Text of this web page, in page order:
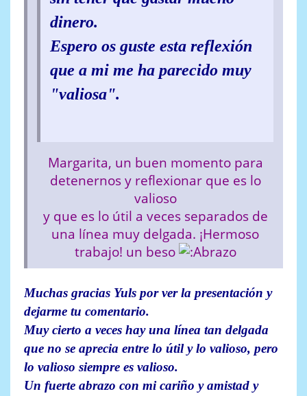
dinero.
Espero os guste esta reflexión
que a mi me ha parecido muy
"valiosa".
Margarita, un buen momento para
detenernos y reflexionar que es lo
valioso
y que es lo útil a veces separados de
una línea muy delgada. ¡Hermoso
trabajo! un beso
Muchas gracias Yuls por ver la presentación y
dejarme tu comentario.
Muy cierto a veces hay una línea tan delgada
que no se aprecia entre lo útil y lo valioso, pero
lo valioso siempre es valioso.
Un fuerte abrazo con mi cariño y amistad y